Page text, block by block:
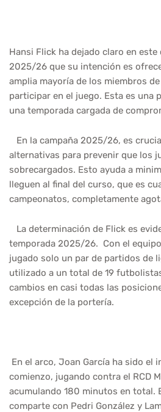
Hansi Flick ha dejado claro en
2025/26 que su intención es
amplia mayoría de los miembros
participar en el juego. Esta es una
una temporada cargada de
En la campaña 2025/26, es
alternativas para prevenir que los
sobrecargados. Esto ayuda a
lleguen al final del curso, que es
campeonatos, completamente
La determinación de Flick es
temporada 2025/26. Con el
jugado solo un par de partidos de
utilizado a un total de 19
cambios en casi todas las
excepción de la portería.
En el arco, Joan García ha sido el
comienzo, jugando contra el RCD
acumulando 180 minutos en total.
comparte con Pedri González y